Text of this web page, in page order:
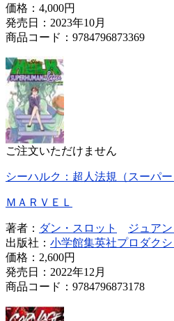
価格： 4,000円
発売日：2023年10月
商品コード：9784796873369
ご注文いただけません
シーハルク：超人法規（スーパー
ＭＡＲＶＥＬ
著者： ダン・スロット ジュア
出版社： 小学館集英社プロダク
価格： 2,600円
発売日：2022年12月
商品コード：9784796873178